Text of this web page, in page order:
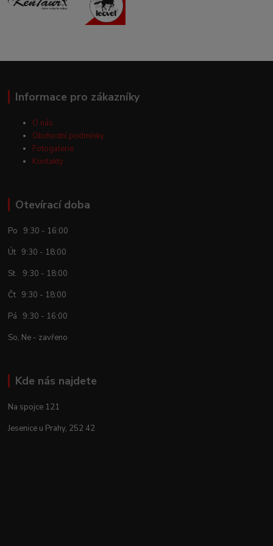
Informace pro zákazníky
O nás
Obchodní podmínky
Fotogalerie
Kontakty
Otevírací doba
Po 9:30 - 16:00
Út 9:30 - 18:00
St 9:30 - 18:00
Čt 9:30 - 18:00
Pá 9:30 - 16:00
So, Ne - zavřeno
Kde nás najdete
Na spojce 121
Jesenice u Prahy, 252 42